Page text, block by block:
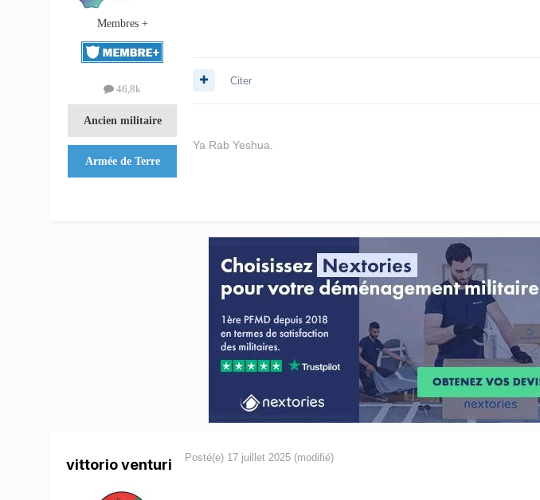
Membres +
46,8k
Ancien militaire
Armée de Terre
Citer
Ya Rab Yeshua.
vittorio venturi Posté(e) 17 juillet 2025 (modifié)